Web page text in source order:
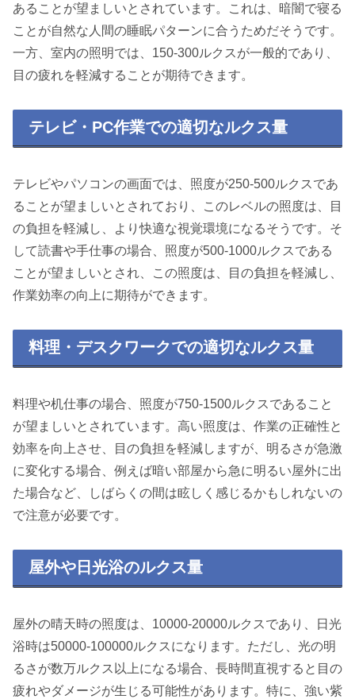
あることが望ましいとされています。これは、暗闇で寝る
ことが自然な人間の睡眠パターンに合うためだそうです。
一方、室内の照明では、150-300ルクスが一般的であり、
目の疲れを軽減することが期待できます。
テレビ・PC作業での適切なルクス量
テレビやパソコンの画面では、照度が250-500ルクスであ
ることが望ましいとされており、このレベルの照度は、目
の負担を軽減し、より快適な視覚環境になるそうです。そ
して読書や手仕事の場合、照度が500-1000ルクスである
ことが望ましいとされ、この照度は、目の負担を軽減し、
作業効率の向上に期待ができます。
料理・デスクワークでの適切なルクス量
料理や机仕事の場合、照度が750-1500ルクスであること
が望ましいとされています。高い照度は、作業の正確性と
効率を向上させ、目の負担を軽減しますが、明るさが急激
に変化する場合、例えば暗い部屋から急に明るい屋外に出
た場合など、しばらくの間は眩しく感じるかもしれないの
で注意が必要です。
屋外や日光浴のルクス量
屋外の晴天時の照度は、10000-20000ルクスであり、日光
浴時は50000-100000ルクスになります。ただし、光の明
るさが数万ルクス以上になる場合、長時間直視すると目の
疲れやダメージが生じる可能性があります。特に、強い紫